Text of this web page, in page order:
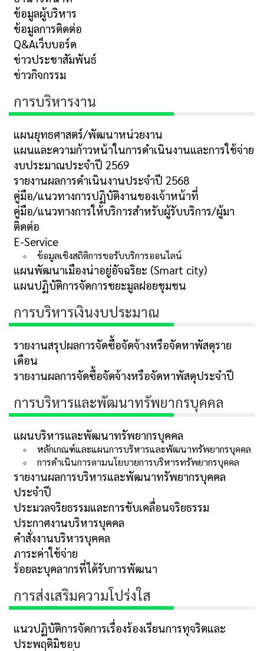
ข้อมูลผู้บริหาร
ข้อมูลการติดต่อ
Q&Aเว็บบอร์ด
ข่าวประชาสัมพันธ์
ข่าวกิจกรรม
การบริหารงาน
แผนยุทธศาสตร์/พัฒนาหน่วยงาน
แผนและความก้าวหน้าในการดำเนินงานและการใช้จ่าย
งบประมาณประจำปี 2569
รายงานผลการดำเนินงานประจำปี 2568
คู่มือ/แนวทางการปฏิบัติงานของเจ้าหน้าที่
คู่มือ/แนวทางการให้บริการสำหรับผู้รับบริการ/ผู้มา
ติดต่อ
E-Service
ข้อมูลเชิงสถิติการขอรับบริการออนไลน์
แผนพัฒนาเมืองน่าอยู่อัจฉริยะ (Smart city)
แผนปฏิบัติการจัดการขยะมูลฝอยชุมชน
การบริหารเงินงบประมาณ
รายงานสรุปผลการจัดซื้อจัดจ้างหรือจัดหาพัสดุราย
เดือน
รายงานผลการจัดซื้อจัดจ้างหรือจัดหาพัสดุประจำปี
การบริหารและพัฒนาทรัพยากรบุคคล
แผนบริหารและพัฒนาทรัพยากรบุคคล
หลักเกณฑ์และแผนการบริหารและพัฒนาทรัพยากรบุคคล
การดำเนินการตามนโยบายการบริหารทรัพยากรบุคคล
รายงานผลการบริหารและพัฒนาทรัพยากรบุคคล
ประจำปี
ประมวลจริยธรรมและการขับเคลื่อนจริยธรรม
ประกาศงานบริหารบุคคล
คำสั่งงานบริหารบุคคล
ภาระค่าใช้จ่าย
ร้อยละบุคลากรที่ได้รับการพัฒนา
การส่งเสริมความโปร่งใส
แนวปฏิบัติการจัดการเรื่องร้องเรียนการทุจริตและ
ประพฤติมิชอบ